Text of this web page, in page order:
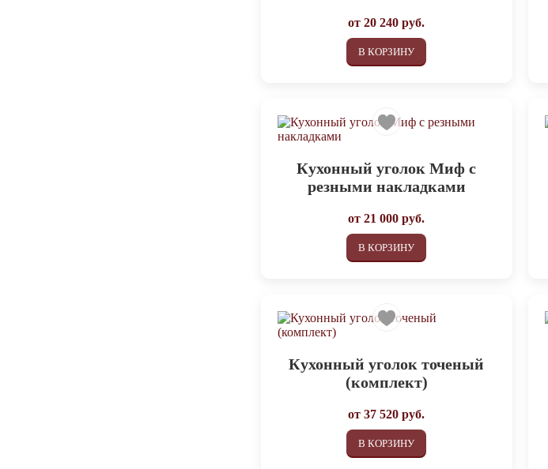
от20 240 руб.
В КОРЗИНУ
Кухонный уголок Миф с
резными накладками
от21 000 руб.
В КОРЗИНУ
Кухонный уголок точеный
(комплект)
от37 520 руб.
В КОРЗИНУ